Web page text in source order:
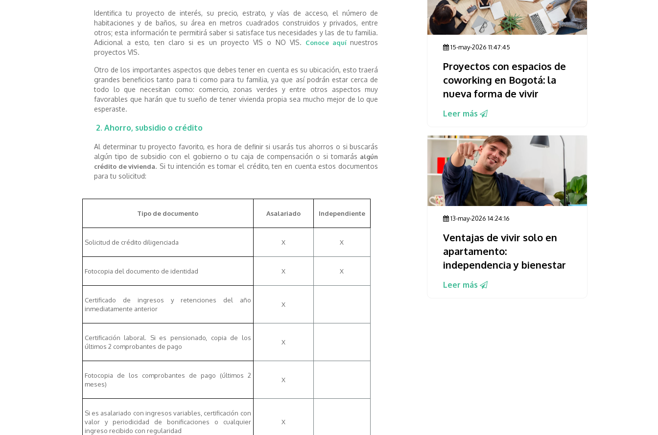
Identifica tu proyecto de interés, su precio, estrato, y vías de acceso, el número de
habitaciones y de baños, su área en metros cuadrados construidos y privados, entre
otros; esta información te permitirá saber si satisface tus necesidades y las de tu familia.
Adicional a esto, ten claro si es un proyecto VIS o NO VIS. Conoce aquínuestros
proyectos VIS.
Otro de los importantes aspectos que debes tener en cuenta es su ubicación, esto traerá
grandes beneficios tanto para ti como para tu familia, ya que así podrán estar cerca de
todo lo que necesitan como: comercio, zonas verdes y entre otros aspectos muy
favorables que harán que tu sueño de tener vivienda propia sea mucho mejor de lo que
esperaste.
2. Ahorro, subsidio o crédito
Al determinar tu proyecto favorito, es hora de definir si usarás tus ahorros o si buscarás
algún tipo de subsidio con el gobierno o tu caja de compensación o si tomarás algún
crédito de vivienda. Si tu intención es tomar el crédito, ten en cuenta estos documentos
para tu solicitud:
Tipo de documento Asalariado Independiente
Solicitud de crédito diligenciada X X
Fotocopia del documento de identidad X X
Certificado de ingresos y retenciones del año
inmediatamente anterior
X
Certificación laboral. Si es pensionado, copia de los
últimos 2 comprobantes de pago
X
Fotocopia de los comprobantes de pago (últimos 2
meses)
X
Si es asalariado con ingresos variables, certificación con
valor y periodicidad de bonificaciones o cualquier
ingreso recibido con regularidad
X
15-may-2026 11:47:45
Proyectos con espacios de
coworking en Bogotá: la
nueva forma de vivir
Leer más
13-may-2026 14:24:16
Ventajas de vivir solo en
apartamento:
independencia y bienestar
Leer más